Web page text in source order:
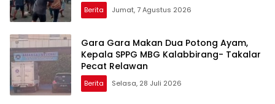
Berita Jumat, 7 Agustus 2026
Gara Gara Makan Dua Potong Ayam,
Kepala SPPG MBG Kalabbirang- Takalar
Pecat Relawan
Berita Selasa, 28 Juli 2026